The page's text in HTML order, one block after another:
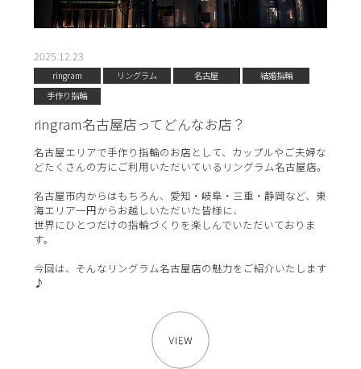
2025.12.23
ringram リングラム 名古屋
結婚指輪
手作り指輪
ringram名古屋店ってどんなお店？
名古屋エリアで手作り指輪のお店として、カップルやご夫婦な
どたくさんの方にご利用いただいているリングラム名古屋店。
名古屋市内からはもちろん、愛知・岐阜・三重・静岡など、東
海エリア一円からお越しいただいた皆様に、
世界にひとつだけの指輪づくりを楽しんでいただいておりま
す。
今回は、そんなリングラム名古屋店の魅力をご紹介いたします
♪